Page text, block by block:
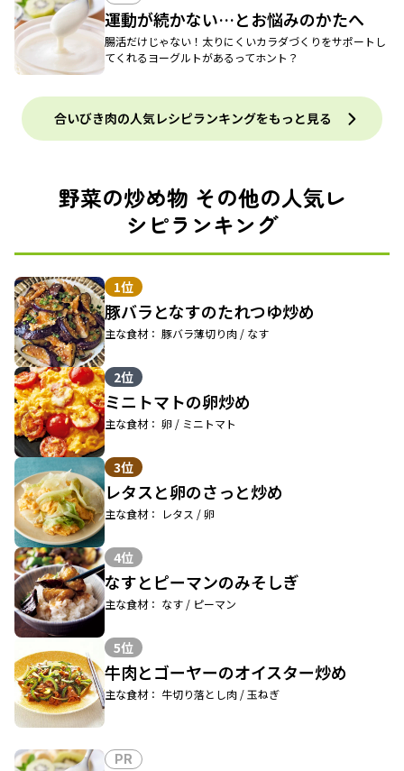
運動が続かない…とお悩みのかたへ
腸活だけじゃない！太りにくいカラダづくりをサポートし
てくれるヨーグルトがあるってホント？
合いびき肉の人気レシピランキングをもっと見る
野菜の炒め物 その他の人気レ
シピランキング
1位
豚バラとなすのたれつゆ炒め
主な食材： 豚バラ薄切り肉 / なす
2位
ミニトマトの卵炒め
主な食材： 卵 / ミニトマト
3位
レタスと卵のさっと炒め
主な食材： レタス / 卵
4位
なすとピーマンのみそしぎ
主な食材： なす / ピーマン
5位
牛肉とゴーヤーのオイスター炒め
主な食材： 牛切り落とし肉 / 玉ねぎ
PR